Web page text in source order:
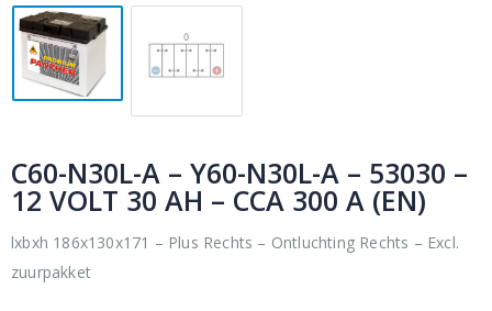
C60-N30L-A – Y60-N30L-A – 53030 –
12 VOLT 30 AH – CCA 300 A (EN)
lxbxh 186x130x171 – Plus Rechts – Ontluchting Rechts – Excl.
zuurpakket